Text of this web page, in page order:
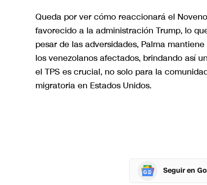
Queda por ver cómo reaccionará el
favorecido a la administración Trump, lo
pesar de las adversidades, Palma
los venezolanos afectados, brindando así
el TPS es crucial, no solo para la
migratoria en Estados Unidos.
Seguir en